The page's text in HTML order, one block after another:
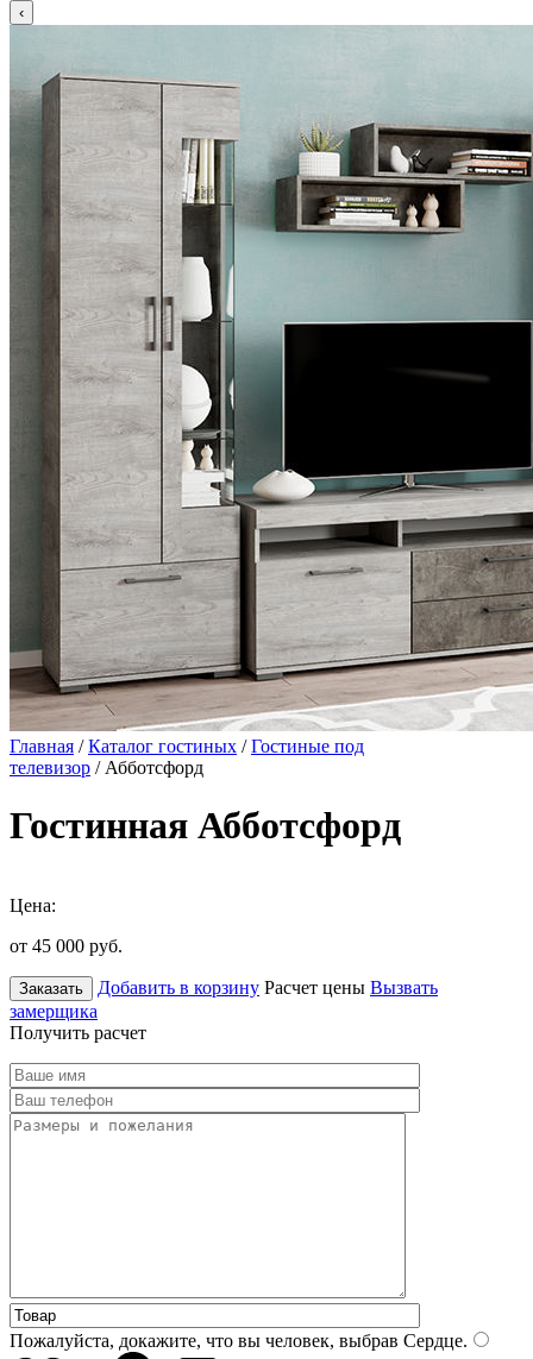
Главная /Каталог гостиных /Гостиные под
телевизор / Абботсфорд
Гостинная Абботсфорд
Цена:
от 45 000 руб.
Заказать Добавить в корзину Расчет цены Вызвать
замерщика
Получить расчет
Пожалуйста, докажите, что вы человек, выбрав Сердце.